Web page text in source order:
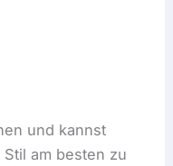
und kannst
am besten zu